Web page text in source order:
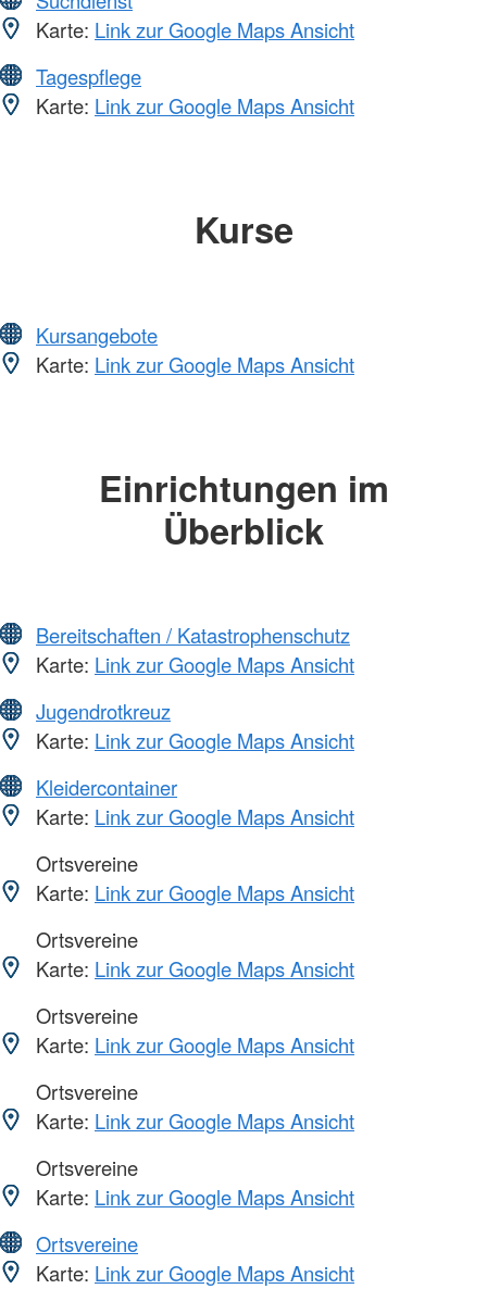
Karte: Link zur Google Maps Ansicht
Tagespflege
Karte: Link zur Google Maps Ansicht
Kurse
Kursangebote
Karte: Link zur Google Maps Ansicht
Einrichtungen im
Überblick
Bereitschaften / Katastrophenschutz
Karte: Link zur Google Maps Ansicht
Jugendrotkreuz
Karte: Link zur Google Maps Ansicht
Kleidercontainer
Karte: Link zur Google Maps Ansicht
Ortsvereine
Karte: Link zur Google Maps Ansicht
Ortsvereine
Karte: Link zur Google Maps Ansicht
Ortsvereine
Karte: Link zur Google Maps Ansicht
Ortsvereine
Karte: Link zur Google Maps Ansicht
Ortsvereine
Karte: Link zur Google Maps Ansicht
Ortsvereine
Karte: Link zur Google Maps Ansicht